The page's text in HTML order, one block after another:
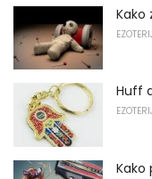
Kako
Huff
Kako